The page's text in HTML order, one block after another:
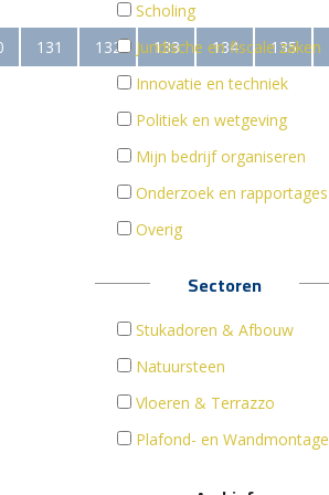
131 132 133 134 135
Scholing
Juridische en fiscale zaken
Innovatie en techniek
Politiek en wetgeving
Mijn bedrijf organiseren
Onderzoek en rapportages
Overig
Sectoren
Stukadoren & Afbouw
Natuursteen
Vloeren & Terrazzo
Plafond- en Wandmontage